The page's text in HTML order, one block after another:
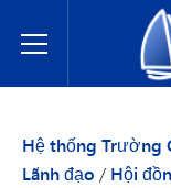
Toggle Menu
Hệ thống
Hệ thống Trường
Lãnh đạo / Hội